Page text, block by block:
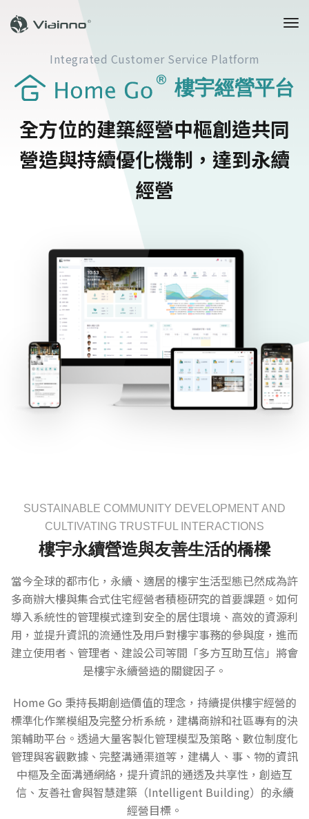
Integrated Customer Service Platform
樓宇經營平台
全方位的建築經營中樞創造共同
營造與持續優化機制， 達到永續
經營
SUSTAINABLE COMMUNITY DEVELOPMENT AND
CULTIVATING TRUSTFUL INTERACTIONS
樓宇永續營造與友善生活的橋樑
當今全球的都市化，永續、適居的樓宇生活型態已然成為許
多商辦大樓與集合式住宅經營者積極研究的首要課題。如何
導入系統性的管理模式達到安全的居住環境、高效的資源利
用，並提升資訊的流通性及用戶對樓宇事務的參與度，進而
建立使用者、管理者、建設公司等間「多方互助互信」將會
是樓宇永續營造的關鍵因子。
Home Go 秉持長期創造價值的理念，持續提供樓宇經營的
標準化作業模組及完整分析系統，建構商辦和社區專有的決
策輔助平台。透過大量客製化管理模型及策略、數位制度化
管理與客觀數據、完整溝通渠道等，建構人、事、物的資訊
中樞及全面溝通網絡，提升資訊的通透及共享性，創造互
信、友善社會與智慧建築（Intelligent Building）的永續
經營目標。